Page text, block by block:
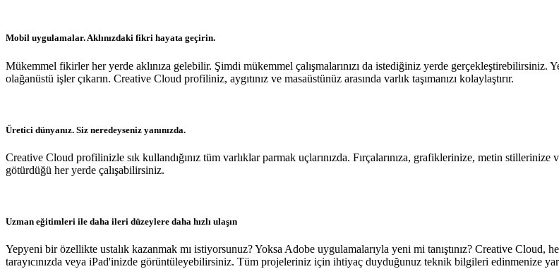
Mobil uygulamalar. Aklınızdaki fikri hayata geçirin.
Mükemmel fikirler her yerde aklınıza gelebilir. Şimdi mükemmel çalışmalarınızı da istediğiniz yerde
olağanüstü işler çıkarın. Creative Cloud profiliniz, aygıtınız ve masaüstünüz arasında varlık taşımanızı kolaylaştırır.
Üretici dünyanız. Siz neredeyseniz yanınızda.
Creative Cloud profilinizle sık kullandığınız tüm varlıklar parmak uçlarınızda. Fırçalarınıza, grafiklerinize, metin
götürdüğü her yerde çalışabilirsiniz.
Uzman eğitimleri ile daha ileri düzeylere daha hızlı ulaşın
Yepyeni bir özellikte ustalık kazanmak mı istiyorsunuz? Yoksa Adobe uygulamalarıyla yeni mi tanıştınız? Creative
tarayıcınızda veya iPad'inizde görüntüleyebilirsiniz. Tüm projeleriniz için ihtiyaç duyduğunuz teknik bilgileri edinmenize